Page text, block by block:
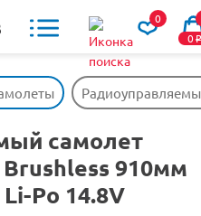
0
0o
самолет
910мм
Li-Po 14.8V